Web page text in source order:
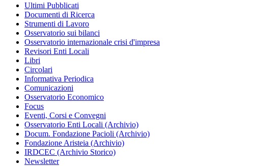
Ultimi Pubblicati
Documenti di Ricerca
Strumenti di Lavoro
Osservatorio sui bilanci
Osservatorio internazionale crisi d'impresa
Revisori Enti Locali
Libri
Circolari
Informativa Periodica
Comunicazioni
Osservatorio Economico
Focus
Eventi, Corsi e Convegni
Osservatorio Enti Locali (Archivio)
Docum. Fondazione Pacioli (Archivio)
Fondazione Aristeia (Archivio)
IRDCEC (Archivio Storico)
Newsletter